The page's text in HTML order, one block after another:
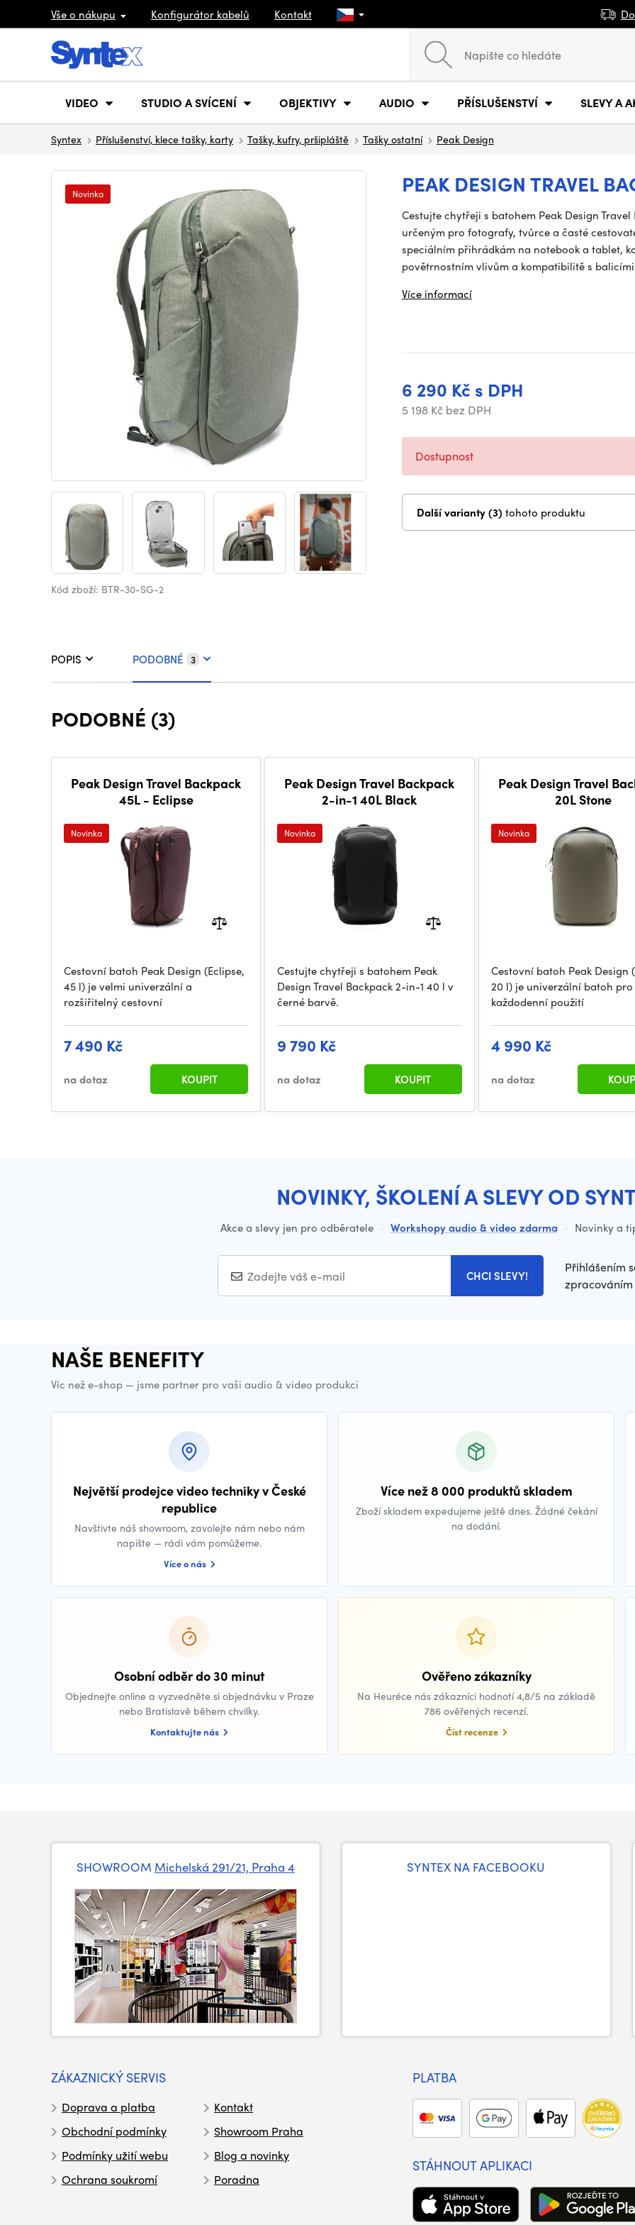
Vše o nákupu Konfigurátor kabelů Kontakt
VIDEO STUDIO A SVÍCENÍ OBJEKTIVY AUDIO PŘÍSLUŠENSTVÍ SLEVY A
Syntex Příslušenství, klece tašky, karty Tašky, kufry, pršipláště Tašky ostatní Peak Design
PEAK DESIGN TRAVEL
Novinka
Kód zboží: BTR-30-SG-2
Cestujte chytřeji s batohem Peak Design
určeným pro fotografy, tvůrce a časté
speciálním přihrádkám na notebook a tablet,
povětrnostním vlivům a kompatibilitě s
Více informací
6 290 Kč s DPH
5 198 Kč bez DPH
Dostupnost
Další varianty (3) tohoto produktu
POPIS PODOBNÉ 3
PODOBNÉ (3)
Peak Design Travel Backpack
45L - Eclipse
Novinka
Cestovní batoh Peak Design (Eclipse,
45 l) je velmi univerzální a
rozšiřitelný cestovní
7 490 Kč
na dotaz KOUPIT
Peak Design Travel Backpack
2-in-1 40L Black
Novinka
Cestujte chytřeji s batohem Peak
Design Travel Backpack 2-in-1 40 l v
černé barvě.
9 790 Kč
na dotaz KOUPIT
Peak Design Travel
20L Stone
Novinka
Cestovní batoh Peak Design
20 l) je univerzální batoh pro
každodenní použití
4 990 Kč
na dotaz
NOVINKY, ŠKOLENÍ A SLEVY OD
Akce a slevy jen pro odběratele · Workshopy audio & video zdarma · Novinky a
CHCI SLEVY!
Přihlášením
NAŠE BENEFITY
Víc než e-shop — jsme partner pro vaši audio & video produkci
Největší prodejce video techniky v České
republice
Navštivte náš showroom, zavolejte nám nebo nám
napište — rádi vám pomůžeme.
Více o nás
Více než 8 000 produktů skladem
Zboží skladem expedujeme ještě dnes. Žádné čekání
na dodání.
Osobní odběr do 30 minut
Objednejte online a vyzvedněte si objednávku v Praze
nebo Bratislavě během chvilky.
Kontaktujte nás
Ověřeno zákazníky
Na Heuréce nás zákazníci hodnotí 4,8/5 na základě
786 ověřených recenzí.
Číst recenze
SHOWROOM Michelská 291/21, Praha 4 SYNTEX NA FACEBOOKU
ZÁKAZNICKÝ SERVIS
Doprava a platba
Obchodní podmínky
Podmínky užití webu
Ochrana soukromí
Kontakt
Showroom Praha
Blog a novinky
Poradna
PLATBA
STÁHNOUT APLIKACI